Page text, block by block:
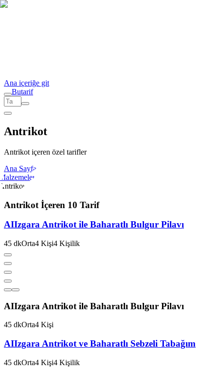
Ana içeriğe git
Butarif
Antrikot
Antrikot içeren özel tarifler
Ana Sayfa
Antrikot İçeren 10 Tarif
AIIzgara Antrikot ile Baharatlı Bulgur Pilavı
45 dkOrta4 Kişi4 Kişilik
AIIzgara Antrikot ile Baharatlı Bulgur Pilavı
45 dkOrta4 Kişi
AIIzgara Antrikot ve Baharatlı Sebzeli Tabağım
45 dkOrta4 Kişi4 Kişilik